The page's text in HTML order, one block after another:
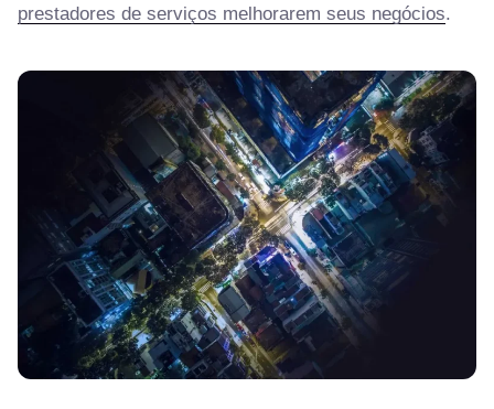
prestadores de serviços melhorarem seus negócios.